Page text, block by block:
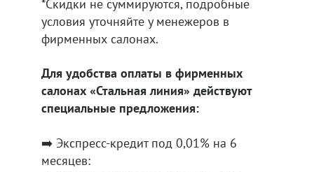
*Скидки не суммируются, подробные
условия уточняйте у менежеров в
фирменных салонах.
Для удобства оплаты в фирменных
салонах «Стальная линия» действуют
специальные предложения:
➡️ Экспресс-кредит под 0,01% на 6
месяцев: